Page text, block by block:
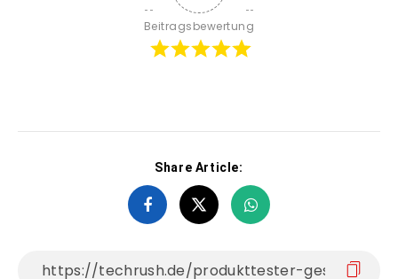
Beitragsbewertung
Share Article: